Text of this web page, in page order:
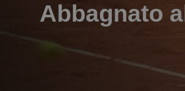
Abbagnato